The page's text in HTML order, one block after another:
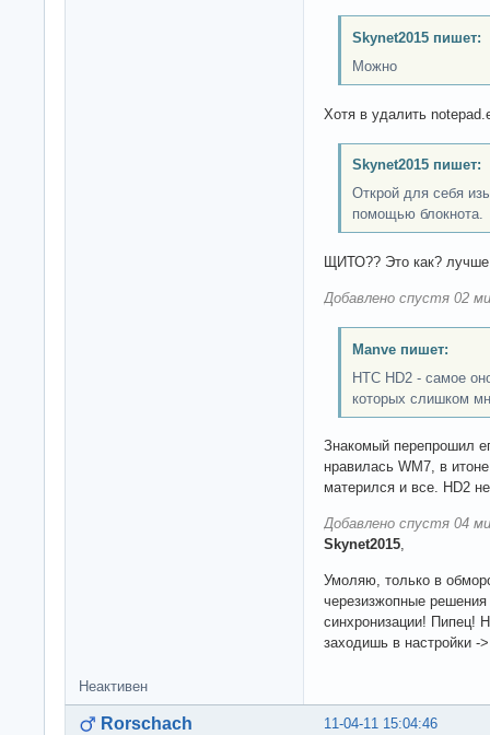
Skynet2015 пишет:
Можно
Хотя в удалить
Skynet2015 пишет:
Открой для себя
помощью блокнота.
ЩИТО?? Это как? лучше
Добавлено спустя 02
Manve пишет:
HTC HD2 - самое
которых слишком
Знакомый перепрошил
нравилась WM7, в
матерился и все. HD2
Добавлено спустя 04
Skynet2015,
Умоляю, только в
черезизжопные
синхронизации! Пипец!
заходишь в настройки -
Неактивен
11-04-11 15:04:46
Rorschach